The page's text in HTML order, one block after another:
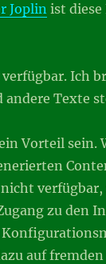
Joplinist diese
Ich
Texte
Vorteil sein.
zu den
auf